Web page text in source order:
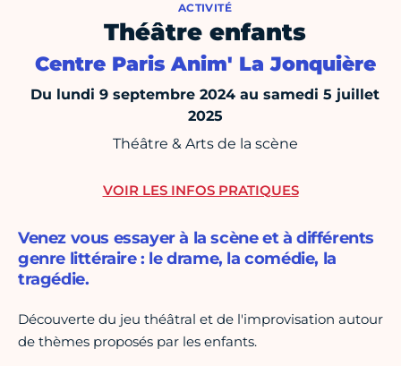
ACTIVITÉ
Théâtre enfants
Centre Paris Anim' La Jonquière
Du lundi 9 septembre 2024 au samedi 5 juillet
2025
Théâtre & Arts de la scène
Venez vous essayer à la scène et à différents
genre littéraire : le drame, la comédie, la
tragédie.
Découverte du jeu théâtral et de l'improvisation autour
de thèmes proposés par les enfants.
VOIR LES INFOS PRATIQUES